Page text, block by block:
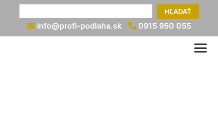
HĽADAŤ
info@profi-podlaha.sk 0915 950 055